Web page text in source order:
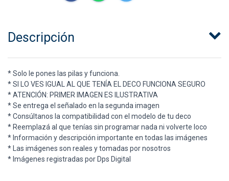
Descripción
* Solo le pones las pilas y funciona.
* SI LO VES IGUAL AL QUE TENÍA EL DECO FUNCIONA SEGURO
* ATENCIÓN: PRIMER IMAGEN ES ILUSTRATIVA
* Se entrega el señalado en la segunda imagen
* Consúltanos la compatibilidad con el modelo de tu deco
* Reemplazá al que tenías sin programar nada ni volverte loco
* Información y descripción importante en todas las imágenes
* Las imágenes son reales y tomadas por nosotros
* Imágenes registradas por Dps Digital